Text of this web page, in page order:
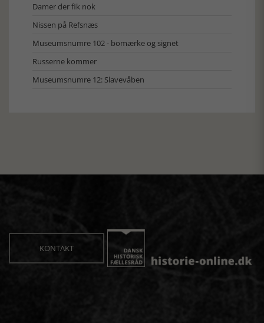
Damer der fik nok
Nissen på Refsnæs
Museumsnumre 102 - bomærke og signet
Russerne kommer
Museumsnumre 12: Slavevåben
KONTAKT